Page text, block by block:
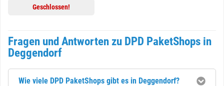
Geschlossen!
Fragen und Antworten zu DPD PaketShops in
Deggendorf
Wie viele DPD PaketShops gibt es in Deggendorf?